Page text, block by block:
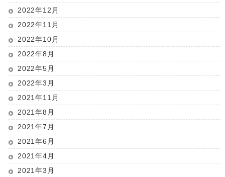
2022年12月
2022年11月
2022年10月
2022年8月
2022年5月
2022年3月
2021年11月
2021年8月
2021年7月
2021年6月
2021年4月
2021年3月